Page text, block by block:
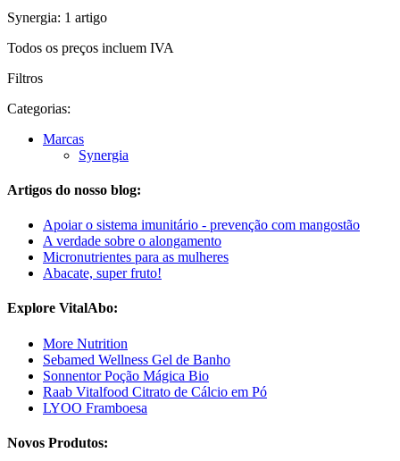
Synergia: 1 artigo
Todos os preços incluem IVA
Filtros
Categorias:
Marcas
Synergia
Artigos do nosso blog:
Apoiar o sistema imunitário - prevenção com mangostão
A verdade sobre o alongamento
Micronutrientes para as mulheres
Abacate, super fruto!
Explore VitalAbo:
More Nutrition
Sebamed Wellness Gel de Banho
Sonnentor Poção Mágica Bio
Raab Vitalfood Citrato de Cálcio em Pó
LYOO Framboesa
Novos Produtos: